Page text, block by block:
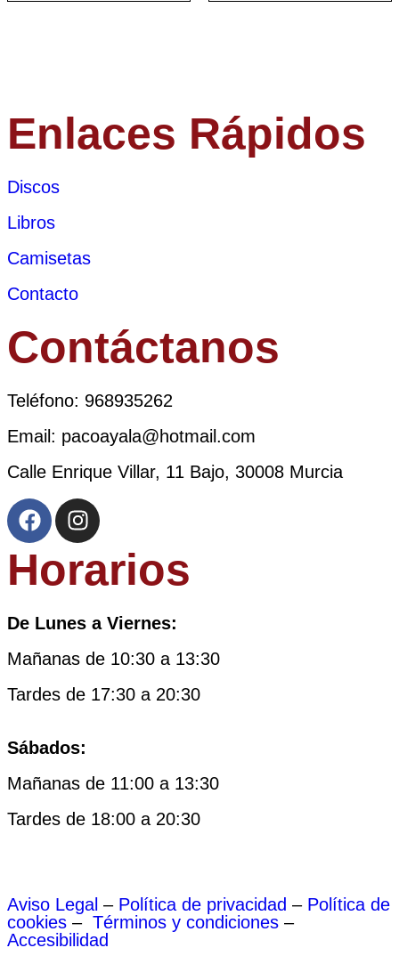
Enlaces Rápidos
Discos
Libros
Camisetas
Contacto
Contáctanos
Teléfono: 968935262
Email: pacoayala@hotmail.com
Calle Enrique Villar, 11 Bajo, 30008 Murcia
Horarios
De Lunes a Viernes:
Mañanas de 10:30 a 13:30
Tardes de 17:30 a 20:30
Sábados:
Mañanas de 11:00 a 13:30
Tardes de 18:00 a 20:30
Aviso Legal – Política de privacidad – Política de
cookies – Términos y condiciones –
Accesibilidad